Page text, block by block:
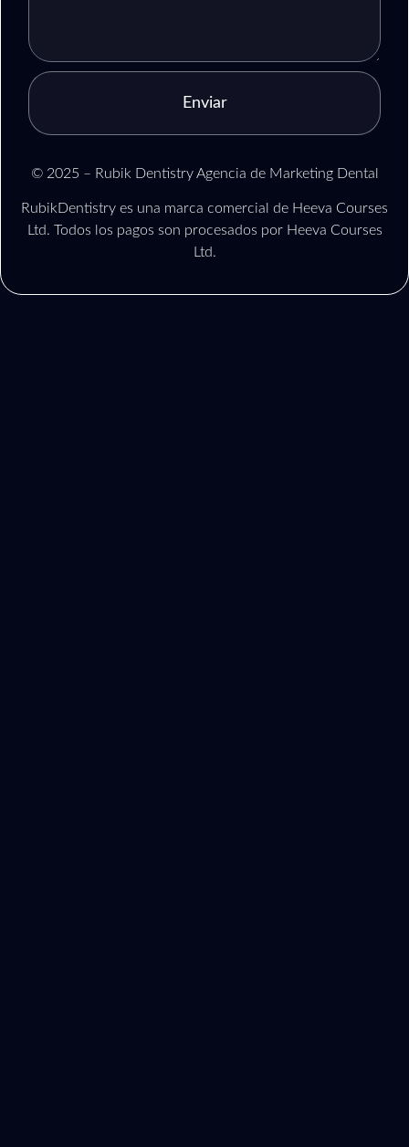
Enviar
© 2025 – Rubik Dentistry Agencia de Marketing Dental
RubikDentistry es una marca comercial de Heeva Courses
Ltd. Todos los pagos son procesados por Heeva Courses
Ltd.